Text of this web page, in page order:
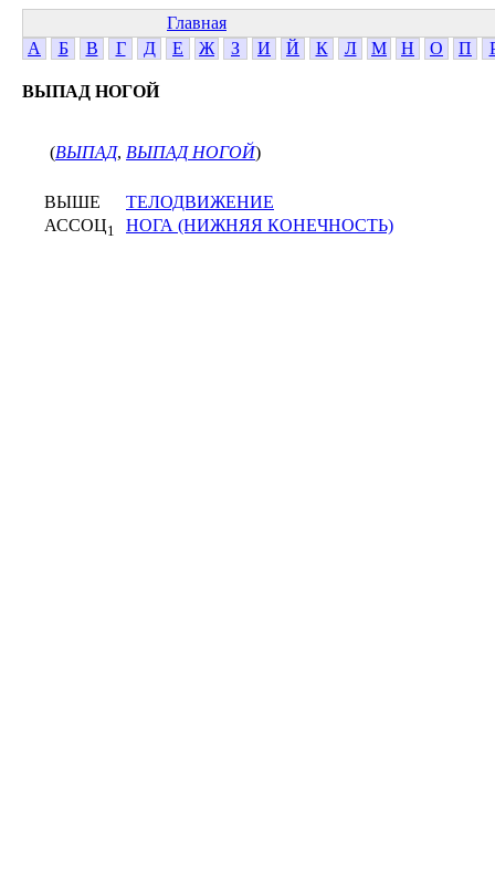
Главная
А
Б В Г Д Е Ж З И Й К Л М Н О П
ВЫПАД НОГОЙ
(ВЫПАД, ВЫПАД НОГОЙ)
ВЫШЕ
ТЕЛОДВИЖЕНИЕ
АССОЦ1 НОГА (НИЖНЯЯ КОНЕЧНОСТЬ)